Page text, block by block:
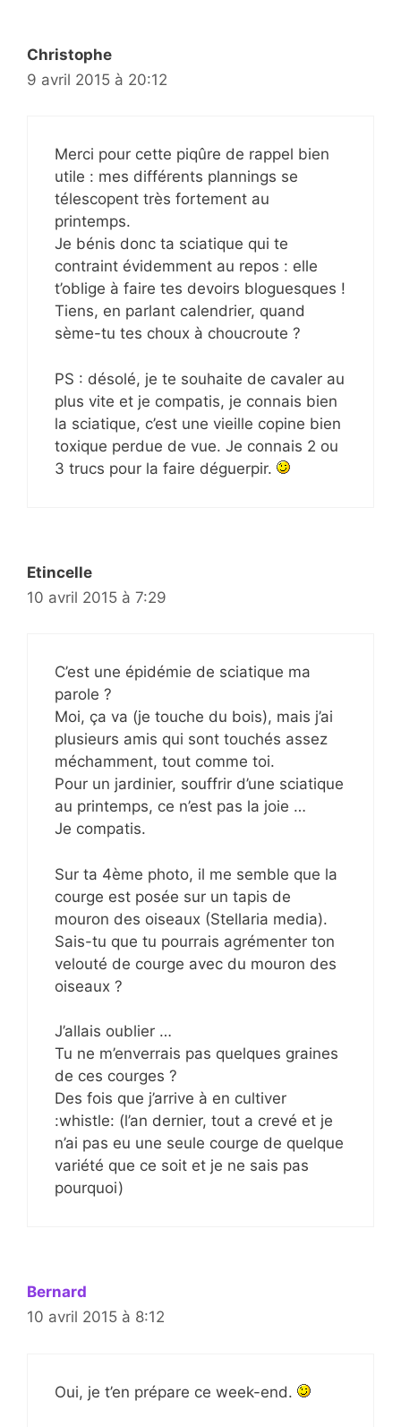
Christophe
9 avril 2015 à 20:12
Merci pour cette piqûre de rappel bien
utile : mes différents plannings se
télescopent très fortement au
printemps.
Je bénis donc ta sciatique qui te
contraint évidemment au repos : elle
t’oblige à faire tes devoirs bloguesques !
Tiens, en parlant calendrier, quand
sème-tu tes choux à choucroute ?
PS : désolé, je te souhaite de cavaler au
plus vite et je compatis, je connais bien
la sciatique, c’est une vieille copine bien
toxique perdue de vue. Je connais 2 ou
3 trucs pour la faire déguerpir.
Etincelle
10 avril 2015 à 7:29
C’est une épidémie de sciatique ma
parole ?
Moi, ça va (je touche du bois), mais j’ai
plusieurs amis qui sont touchés assez
méchamment, tout comme toi.
Pour un jardinier, souffrir d’une sciatique
au printemps, ce n’est pas la joie …
Je compatis.
Sur ta 4ème photo, il me semble que la
courge est posée sur un tapis de
mouron des oiseaux (Stellaria media).
Sais-tu que tu pourrais agrémenter ton
velouté de courge avec du mouron des
oiseaux ?
J’allais oublier …
Tu ne m’enverrais pas quelques graines
de ces courges ?
Des fois que j’arrive à en cultiver
:whistle: (l’an dernier, tout a crevé et je
n’ai pas eu une seule courge de quelque
variété que ce soit et je ne sais pas
pourquoi)
Bernard
10 avril 2015 à 8:12
Oui, je t’en prépare ce week-end.